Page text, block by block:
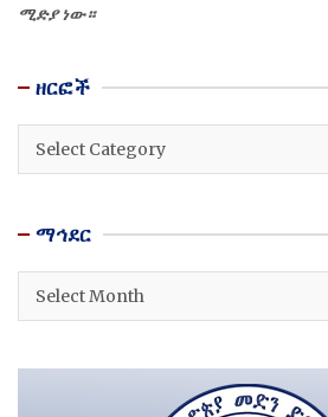
ሚድያ ነው።
ዘርፎች
ዘርፎች
ማኅደር
ማኅደር